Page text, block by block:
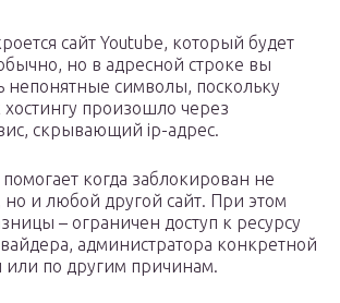
сайт Youtube, который будет
но в адресной строке вы
непонятные символы, поскольку
произошло через
скрывающий ip-адрес.
когда заблокирован не
но и любой другой сайт. При этом
– ограничен доступ к ресурсу
администратора конкретной
или по другим причинам.